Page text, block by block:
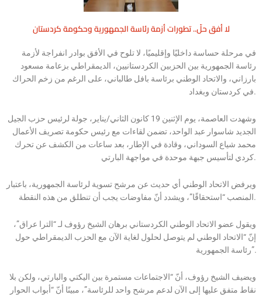
لا أفق حلّ.. تطورات أزمة رئاسة الجمهورية وحكومة كردستان
في مرحلة حساسة داخليًا وإقليميًا، لا تلوح في الأفق بوادر انفراجة لأزمة
رئاسة الجمهورية بين الحزبين الكردستانيين، الديمقراطي بزعامة مسعود
بارزاني، والاتحاد الوطني برئاسة بافل طالباني، على الرغم من زخم الحراك
في كردستان وبغداد.
وشهدت العاصمة، يوم الإثنين 19 كانون الثاني/يناير، جولة لرئيس حزب الجيل
الجديد شاسوار عبد الواحد، تضمن لقاءات مع رئيس حكومة تصريف الأعمال
محمد شياع السوداني، وقادة في الإطار، بعد ساعات من الكشف عن تحرك
كردي لتأسيس جبهة موحدة في مواجهة البارتي.
ويرفض الاتحاد الوطني أي حديث عن مرشح تسوية لرئاسة الجمهورية، باعتبار
المنصب “استحقاقًا”، ويشدد أنّ مفاوضات يجب أن تنطلق من هذه النقطة.
ويقول عضو الاتحاد الوطني الكردستاني برهان الشيخ رؤوف لـ “الترا عراق”،
إنّ “الاتحاد الوطني لم يتوصل لحلول لغاية الآن مع الحزب الديمقراطي حول
رئاسة الجمهورية”.
ويضيف الشيخ رؤوف، أنّ “الاجتماعات مستمرة بين اليكتي والبارتي، ولكن بلا
نقاط متفق عليها إلى الآن لدعم مرشح واحد للرئاسة”، مبينًا أنّ “أبواب الحوار